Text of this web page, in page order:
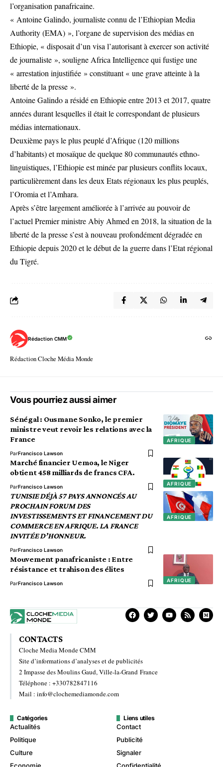
l’organisation panafricaine.
« Antoine Galindo, journaliste connu de l’Ethiopian Media
Authority (EMA) », l’organe de supervision des médias en
Ethiopie, « disposait d’un visa l’autorisant à exercer son activité
de journaliste », souligne Africa Intelligence qui fustige une
« arrestation injustifiée » constituant « une grave atteinte à la
liberté de la presse ».
Antoine Galindo a résidé en Ethiopie entre 2013 et 2017, quatre
années durant lesquelles il était le correspondant de plusieurs
médias internationaux.
Deuxième pays le plus peuplé d’Afrique (120 millions
d’habitants) et mosaïque de quelque 80 communautés ethno-
linguistiques, l’Ethiopie est minée par plusieurs conflits locaux,
particulièrement dans les deux Etats régionaux les plus peuplés,
l’Oromia et l’Amhara.
Après s’être largement améliorée à l’arrivée au pouvoir de
l’actuel Premier ministre Abiy Ahmed en 2018, la situation de la
liberté de la presse s’est à nouveau profondément dégradée en
Ethiopie depuis 2020 et le début de la guerre dans l’Etat régional
du Tigré.
Rédaction CMM
Rédaction Cloche Média Monde
Vous pourriez aussi aimer
AFRIQUE
Sénégal : Ousmane Sonko, le premier
ministre veut revoir les relations avec la
France
ParFrancisco Lawson
AFRIQUE
Marché financier Uemoa, le Niger
obtient 458 milliards de francs CFA.
ParFrancisco Lawson
AFRIQUE
TUNISIE DÉJÀ 57 PAYS ANNONCÉS AU
PROCHAIN FORUM DES
INVESTISSEMENTS ET FINANCEMENT DU
COMMERCE EN AFRIQUE. LA FRANCE
INVITÉE D’HONNEUR.
ParFrancisco Lawson
AFRIQUE
Mouvement panafricaniste : Entre
résistance et trahison des élites
ParFrancisco Lawson
CONTACTS
Cloche Media Monde CMM
Site d’informations d’analyses et de publicités
2 Impasse des Moulins Gaud, Ville-la-Grand France
Téléphone : +330782847116
Mail : info@clochemediamonde.com
Catégories
Actualités
Politique
Culture
Liens utiles
Contact
Publicité
Signaler